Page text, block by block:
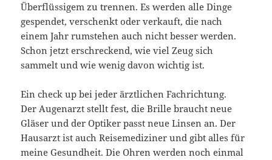
Überflüssigem zu trennen. Es werden alle Dinge
gespendet, verschenkt oder verkauft, die nach
einem Jahr rumstehen auch nicht besser werden.
Schon jetzt erschreckend, wie viel Zeug sich
sammelt und wie wenig davon wichtig ist.
Ein check up bei jeder ärztlichen Fachrichtung.
Der Augenarzt stellt fest, die Brille braucht neue
Gläser und der Optiker passt neue Linsen an. Der
Hausarzt ist auch Reisemediziner und gibt alles für
meine Gesundheit. Die Ohren werden noch einmal